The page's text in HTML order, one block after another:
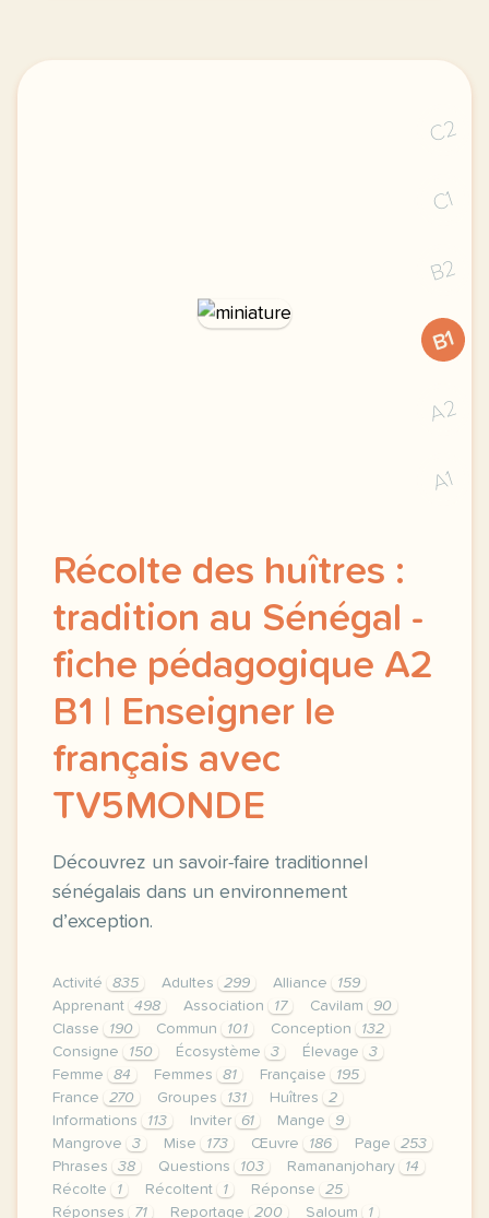
C2
C1
B2
B1
A2
A1
Récolte des huîtres :
tradition au Sénégal -
fiche pédagogique A2
B1 | Enseigner le
français avec
TV5MONDE
Découvrez un savoir-faire traditionnel
sénégalais dans un environnement
d’exception.
Activité 835 Adultes 299 Alliance
159
Apprenant
498 Association 17 Cavilam
90
Classe
190 Commun 101 Conception
132
Consigne
150 Écosystème 3 Élevage
3
Femme
84 Femmes 81 Française
195
France
270 Groupes 131 Huîtres
2
Informations
113 Inviter 61 Mange
9
Mangrove
3 Mise 173 Œuvre 186 Page
253
Phrases
38 Questions 103 Ramananjohary
14
Récolte
1 Récoltent 1 Réponse
25
Réponses
71 Reportage 200 Saloum
1